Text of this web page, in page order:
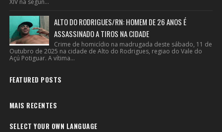
XIV na segun...
ALTO DO RODRIGUES/RN: HOMEM DE 26 ANOS É
ASSASSINADO A TIROS NA CIDADE
Crime de homicídio na madrugada deste sábado, 11 de
Outubro de 2025 na cidade de Alto do Rodrigues, regiao do Vale do
Açú Potiguar. A vítima...
FEATURED POSTS
MAIS RECENTES
SELECT YOUR OWN LANGUAGE